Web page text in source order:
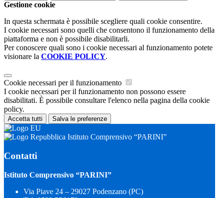
Gestione cookie
In questa schermata è possibile scegliere quali cookie consentire.
I cookie necessari sono quelli che consentono il funzionamento della
piattaforma e non è possibile disabilitarli.
Per conoscere quali sono i cookie necessari al funzionamento potete
visionare la COOKIE POLICY.
Cookie necessari per il funzionamento
I cookie necessari per il funzionamento non possono essere
disabilitati. È possibile consultare l'elenco nella pagina della cookie
policy.
Accetta tutti Salva le preferenze
Istituto Comprensivo “PARINI”
Contatti
Istituto Comprensivo “PARINI”
Via Piave 24 – 29027 Podenzano (PC)